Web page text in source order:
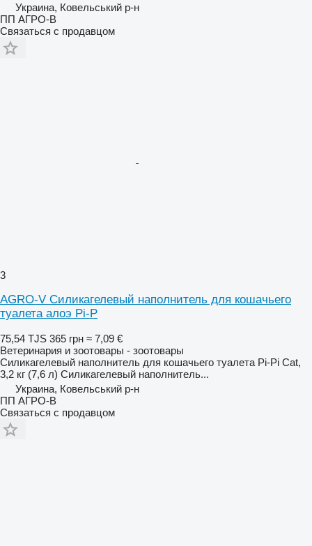
Украина, Ковельський р-н
ПП АГРО-В
Связаться с продавцом
3
AGRO-V Силикагелевый наполнитель для кошачьего
туалета алоэ Pi-P
75,54 TJS 365 грн ≈ 7,09 €
Ветеринария и зоотовары - зоотовары
Силикагелевый наполнитель для кошачьего туалета Pi-Pi Cat,
3,2 кг (7,6 л) Силикагелевый наполнитель...
Украина, Ковельський р-н
ПП АГРО-В
Связаться с продавцом